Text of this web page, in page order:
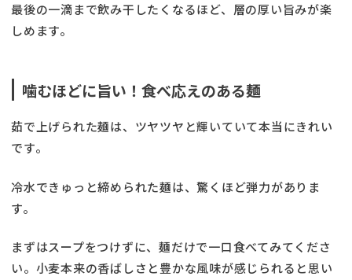
最後の一滴まで飲み干したくなるほど、層の厚い旨みが楽
しめます。
噛むほどに旨い！食べ応えのある麺
茹で上げられた麺は、ツヤツヤと輝いていて本当にきれい
です。
冷水できゅっと締められた麺は、驚くほど弾力がありま
す。
まずはスープをつけずに、麺だけで一口食べてみてくださ
い。小麦本来の香ばしさと豊かな風味が感じられると思い